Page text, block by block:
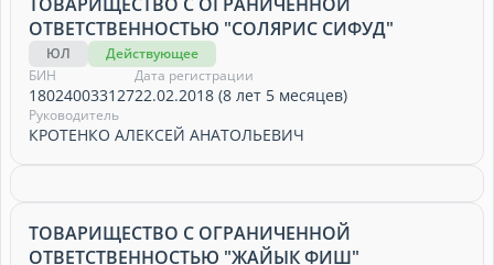
ОТВЕТСТВЕННОСТЬЮ "СОЛЯРИС СИФУД"
ЮЛ
Действующее
БИН
180240033127
Дата регистрации
22.02.2018 (8 лет 5 месяцев)
Руководитель
КРОТЕНКО АЛЕКСЕЙ АНАТОЛЬЕВИЧ
ТОВАРИЩЕСТВО С ОГРАНИЧЕННОЙ
ОТВЕТСТВЕННОСТЬЮ "ЖАЙЫК ФИШ"